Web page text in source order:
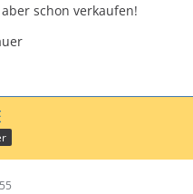
schon verkaufen!